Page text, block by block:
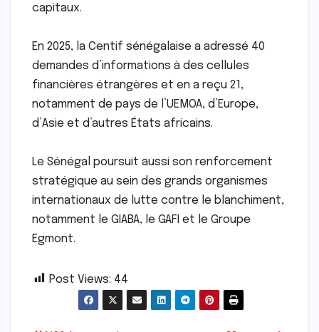
capitaux.
En 2025, la Centif sénégalaise a adressé 40
demandes d’informations à des cellules
financières étrangères et en a reçu 21,
notamment de pays de l’UEMOA, d’Europe,
d’Asie et d’autres États africains.
Le Sénégal poursuit aussi son renforcement
stratégique au sein des grands organismes
internationaux de lutte contre le blanchiment,
notamment le GIABA, le GAFI et le Groupe
Egmont.
Post Views: 44